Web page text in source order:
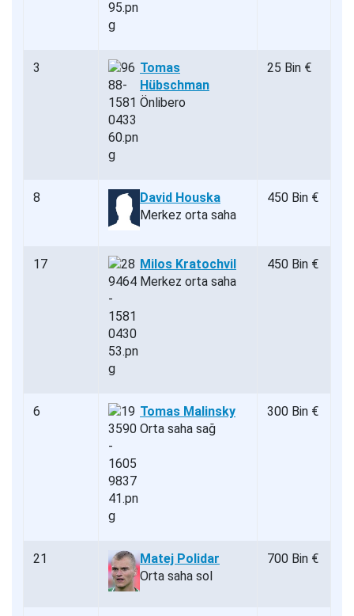
3
Tomas
Hübschman
Önlibero
25 Bin €
8
David Houska
Merkez orta saha
450 Bin €
17
Milos Kratochvil
Merkez orta saha
450 Bin €
6
Tomas Malinsky
Orta saha sağ
300 Bin €
21
Matej Polidar
Orta saha sol
700 Bin €